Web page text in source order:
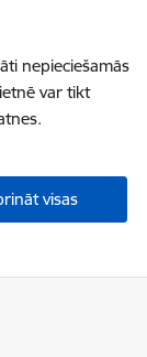
nepieciešamās
var tikt
visas